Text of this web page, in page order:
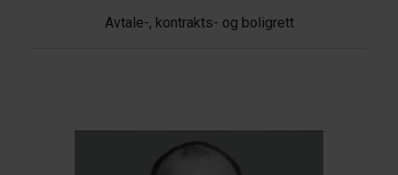
Avtale-, kontrakts- og boligrett